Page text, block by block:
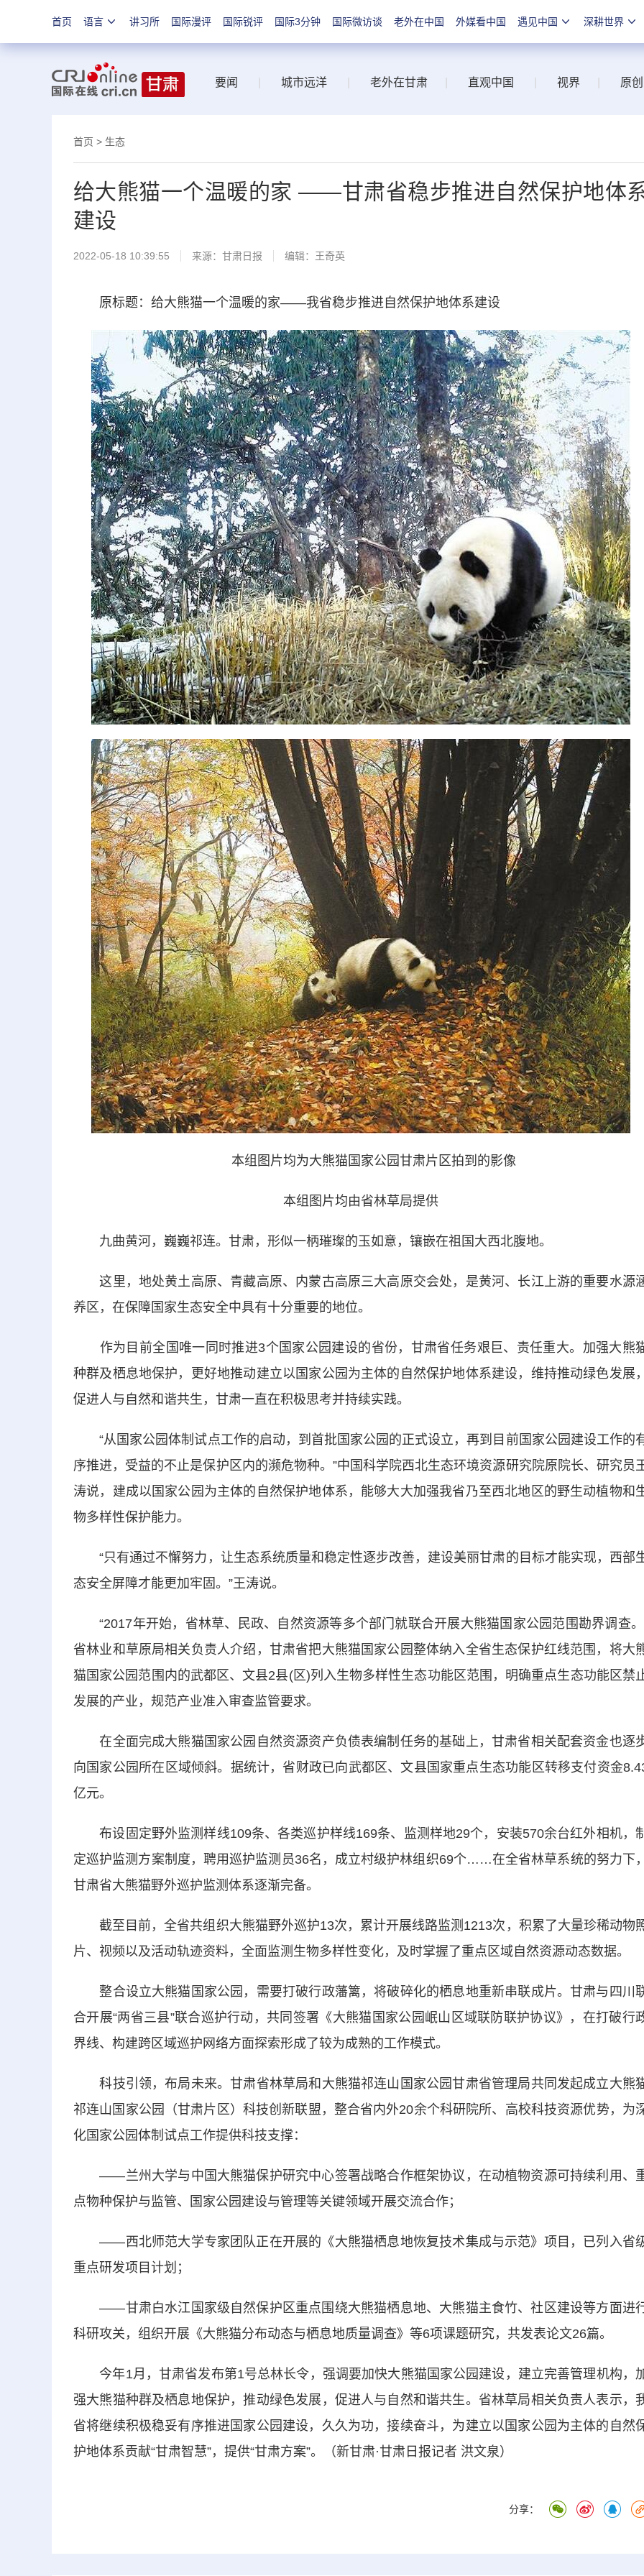
首页 语言 讲习所 国际漫评 国际锐评 国际3分钟 国际微访谈 老外在中国 外媒看中国 遇见中国 深耕世界
要闻 城市远洋 老外在甘肃 直观中国 视界 原创
首页 > 生态
给大熊猫一个温暖的家 ——甘肃省稳步推进自然保护地体
建设
2022-05-18 10:39:55 来源： 甘肃日报 编辑：王奇英
原标题：给大熊猫一个温暖的家——我省稳步推进自然保护地体系建设
本组图片均为大熊猫国家公园甘肃片区拍到的影像
本组图片均由省林草局提供
九曲黄河，巍巍祁连。甘肃，形似一柄璀璨的玉如意，镶嵌在祖国大西北腹地。
这里，地处黄土高原、青藏高原、内蒙古高原三大高原交会处，是黄河、长江上游的重要水源
养区，在保障国家生态安全中具有十分重要的地位。
作为目前全国唯一同时推进3个国家公园建设的省份，甘肃省任务艰巨、责任重大。加强大熊
种群及栖息地保护，更好地推动建立以国家公园为主体的自然保护地体系建设，维持推动绿色发展，
促进人与自然和谐共生，甘肃一直在积极思考并持续实践。
“从国家公园体制试点工作的启动，到首批国家公园的正式设立，再到目前国家公园建设工作的
序推进，受益的不止是保护区内的濒危物种。”中国科学院西北生态环境资源研究院原院长、研究员
涛说，建成以国家公园为主体的自然保护地体系，能够大大加强我省乃至西北地区的野生动植物和
物多样性保护能力。
“只有通过不懈努力，让生态系统质量和稳定性逐步改善，建设美丽甘肃的目标才能实现，西部
态安全屏障才能更加牢固。”王涛说。
“2017年开始，省林草、民政、自然资源等多个部门就联合开展大熊猫国家公园范围勘界调查。
省林业和草原局相关负责人介绍，甘肃省把大熊猫国家公园整体纳入全省生态保护红线范围，将大
猫国家公园范围内的武都区、文县2县(区)列入生物多样性生态功能区范围，明确重点生态功能区禁
发展的产业，规范产业准入审查监管要求。
在全面完成大熊猫国家公园自然资源资产负债表编制任务的基础上，甘肃省相关配套资金也逐
向国家公园所在区域倾斜。据统计，省财政已向武都区、文县国家重点生态功能区转移支付资金
亿元。
布设固定野外监测样线109条、各类巡护样线169条、监测样地29个，安装570余台红外相机，
定巡护监测方案制度，聘用巡护监测员36名，成立村级护林组织69个……在全省林草系统的努力下，
甘肃省大熊猫野外巡护监测体系逐渐完备。
截至目前，全省共组织大熊猫野外巡护13次，累计开展线路监测1213次，积累了大量珍稀动物
片、视频以及活动轨迹资料，全面监测生物多样性变化，及时掌握了重点区域自然资源动态数据。
整合设立大熊猫国家公园，需要打破行政藩篱，将破碎化的栖息地重新串联成片。甘肃与四川
合开展“两省三县”联合巡护行动，共同签署《大熊猫国家公园岷山区域联防联护协议》，在打破行
界线、构建跨区域巡护网络方面探索形成了较为成熟的工作模式。
科技引领，布局未来。甘肃省林草局和大熊猫祁连山国家公园甘肃省管理局共同发起成立大熊
祁连山国家公园（甘肃片区）科技创新联盟，整合省内外20余个科研院所、高校科技资源优势，为
化国家公园体制试点工作提供科技支撑：
——兰州大学与中国大熊猫保护研究中心签署战略合作框架协议，在动植物资源可持续利用、
点物种保护与监管、国家公园建设与管理等关键领域开展交流合作；
——西北师范大学专家团队正在开展的《大熊猫栖息地恢复技术集成与示范》项目，已列入省
重点研发项目计划；
——甘肃白水江国家级自然保护区重点围绕大熊猫栖息地、大熊猫主食竹、社区建设等方面进
科研攻关，组织开展《大熊猫分布动态与栖息地质量调查》等6项课题研究，共发表论文26篇。
今年1月，甘肃省发布第1号总林长令，强调要加快大熊猫国家公园建设，建立完善管理机构，
强大熊猫种群及栖息地保护，推动绿色发展，促进人与自然和谐共生。省林草局相关负责人表示，
省将继续积极稳妥有序推进国家公园建设，久久为功，接续奋斗，为建立以国家公园为主体的自然
护地体系贡献“甘肃智慧”，提供“甘肃方案”。（新甘肃·甘肃日报记者 洪文泉）
分享：